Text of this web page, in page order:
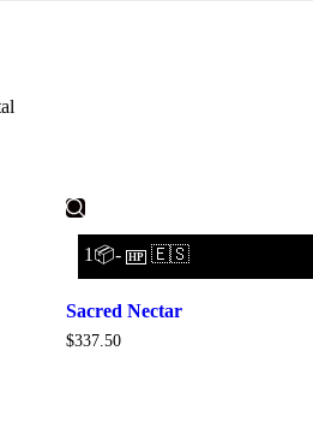
1📦- HP 🇪🇸
Sacred Nectar
$337.50